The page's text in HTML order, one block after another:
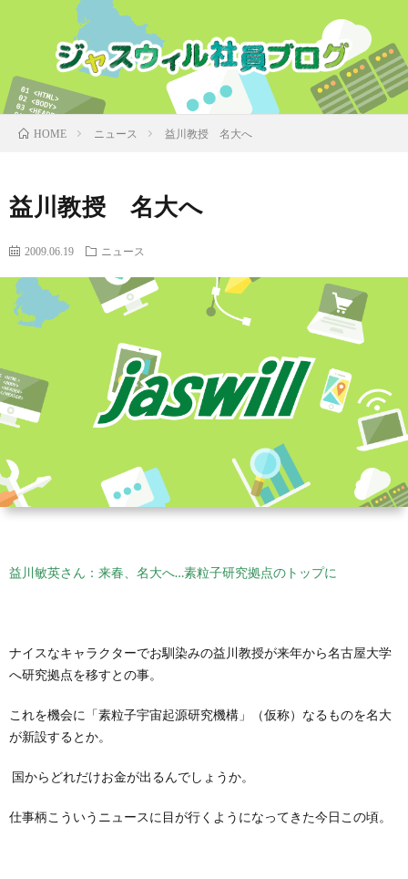
HOME ニュース 益川教授 名大へ
益川教授 名大へ
2009.06.19 ニュース
益川敏英さん：来春、名大へ…素粒子研究拠点のトップに
ナイスなキャラクターでお馴染みの益川教授が来年から名古屋大学
へ研究拠点を移すとの事。
これを機会に「素粒子宇宙起源研究機構」（仮称）なるものを名大
が新設するとか。
国からどれだけお金が出るんでしょうか。
仕事柄こういうニュースに目が行くようになってきた今日この頃。